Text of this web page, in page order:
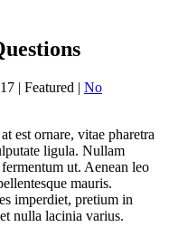
| Featured | No
est ornare, vitae pharetra
ligula. Nullam
ut. Aenean leo
mauris.
imperdiet, pretium in
nulla lacinia varius.